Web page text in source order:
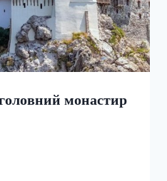
монастир